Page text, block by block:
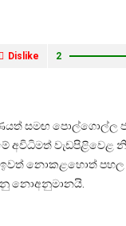
Dislike 2
සමඟ පොල්ගොල්ල
අවිධිමත් වැඩපිළිවෙළ
ඉවත් නොකළහොත් පහල
නොඅනුමානයි.